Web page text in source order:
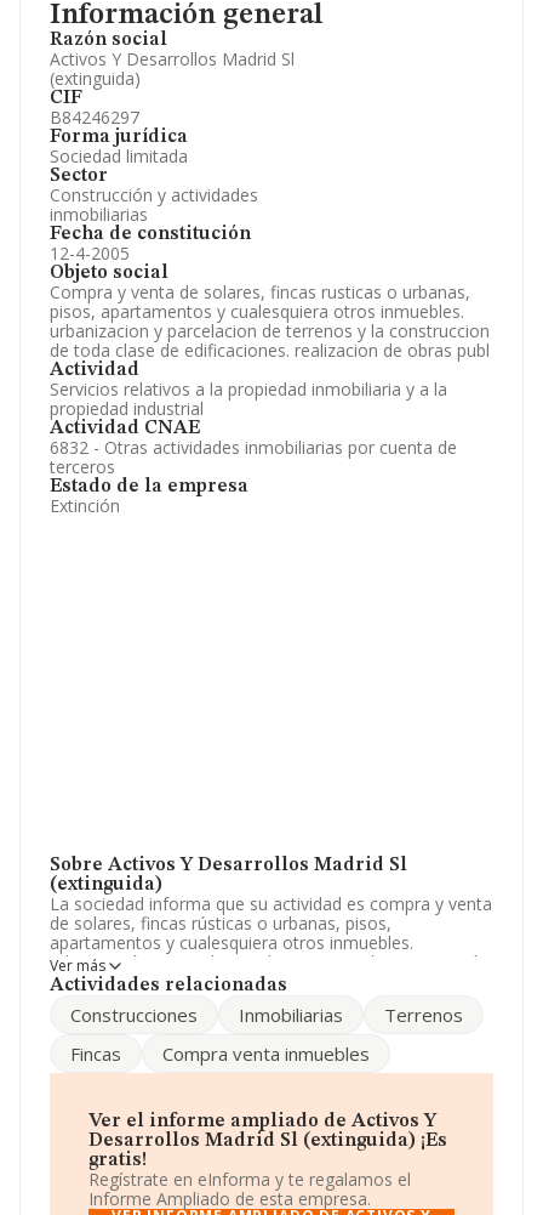
Información general
Razón social
Activos Y Desarrollos Madrid Sl
(extinguida)
CIF
B84246297
Forma jurídica
Sociedad limitada
Sector
Construcción y actividades
inmobiliarias
Fecha de constitución
12-4-2005
Objeto social
Compra y venta de solares, fincas rusticas o urbanas,
pisos, apartamentos y cualesquiera otros inmuebles.
urbanizacion y parcelacion de terrenos y la construccion
de toda clase de edificaciones. realizacion de obras publ
Actividad
Servicios relativos a la propiedad inmobiliaria y a la
propiedad industrial
Actividad CNAE
6832 - Otras actividades inmobiliarias por cuenta de
terceros
Estado de la empresa
Extinción
Sobre Activos Y Desarrollos Madrid Sl
(extinguida)
La sociedad informa que su actividad es compra y venta
de solares, fincas rústicas o urbanas, pisos,
apartamentos y cualesquiera otros inmuebles.
urbanización y parcelacion de terrenos y la construcción
de toda clase de edificaciones. realización de obras publ.
Sociedad Limitada. Clasifica su actividad CNAE como
código 6832. La sociedad no tiene actividad en
mercados exteriores.
Ha tenido el mismo número de profesionales y según
los datos a disposición de INFORMA, ha tenido un
número de empleados por debajo de la media de
sector.
Ver más
Actividades relacionadas
Construcciones Inmobiliarias
Terrenos
Fincas
Compra venta inmuebles
Ver el informe ampliado de Activos Y
Desarrollos Madrid Sl (extinguida) ¡Es
gratis!
Regístrate en eInforma y te regalamos el
Informe Ampliado de esta empresa.
Artículos de prensa publicados sobre la empresa.
Información oficial y registral complementaria.